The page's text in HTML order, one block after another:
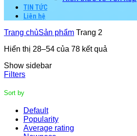
TIN TỨC
Liên hệ
Trang chủSản phẩm Trang 2
Hiển thị 28–54 của 78 kết quả
Show sidebar
Filters
Sort by
Default
Popularity
Average rating